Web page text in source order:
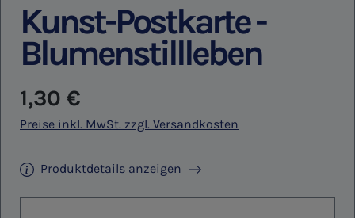
Kunst-Postkarte -
Blumenstillleben
Regulärer Preis:
1,30 €
Preise inkl. MwSt. zzgl. Versandkosten
Produktdetails anzeigen